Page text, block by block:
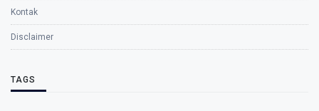
Kontak
Disclaimer
TAGS